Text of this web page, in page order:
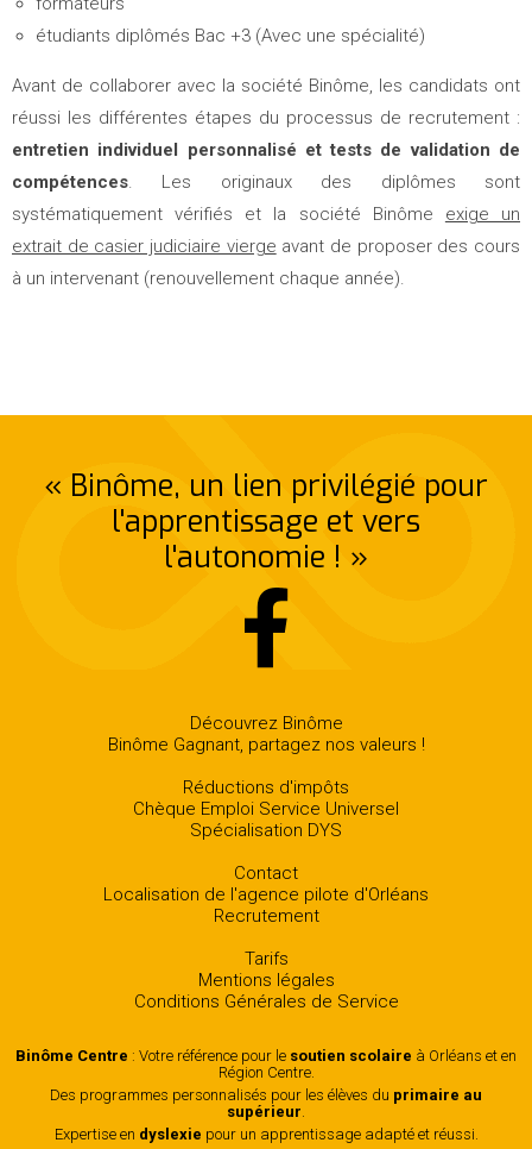
étudiants diplômés Bac +3 (Avec une spécialité)
Avant de collaborer avec la société Binôme, les candidats ont
réussi les différentes étapes du processus de recrutement :
entretien individuel personnalisé et tests de validation de
compétences. Les originaux des diplômes sont
systématiquement vérifiés et la société Binôme exige un
extrait de casier judiciaire vierge avant de proposer des cours
à un intervenant (renouvellement chaque année).
« Binôme, un lien privilégié pour
l'apprentissage et vers
l'autonomie ! »
Découvrez Binôme
Binôme Gagnant, partagez nos valeurs !
Réductions d'impôts
Chèque Emploi Service Universel
Spécialisation DYS
Contact
Localisation de l'agence pilote d'Orléans
Recrutement
Tarifs
Mentions légales
Conditions Générales de Service
Binôme Centre : Votre référence pour le soutien scolaire à Orléans et en
Région Centre.
Des programmes personnalisés pour les élèves du primaire au
supérieur.
Expertise en dyslexie pour un apprentissage adapté et réussi.